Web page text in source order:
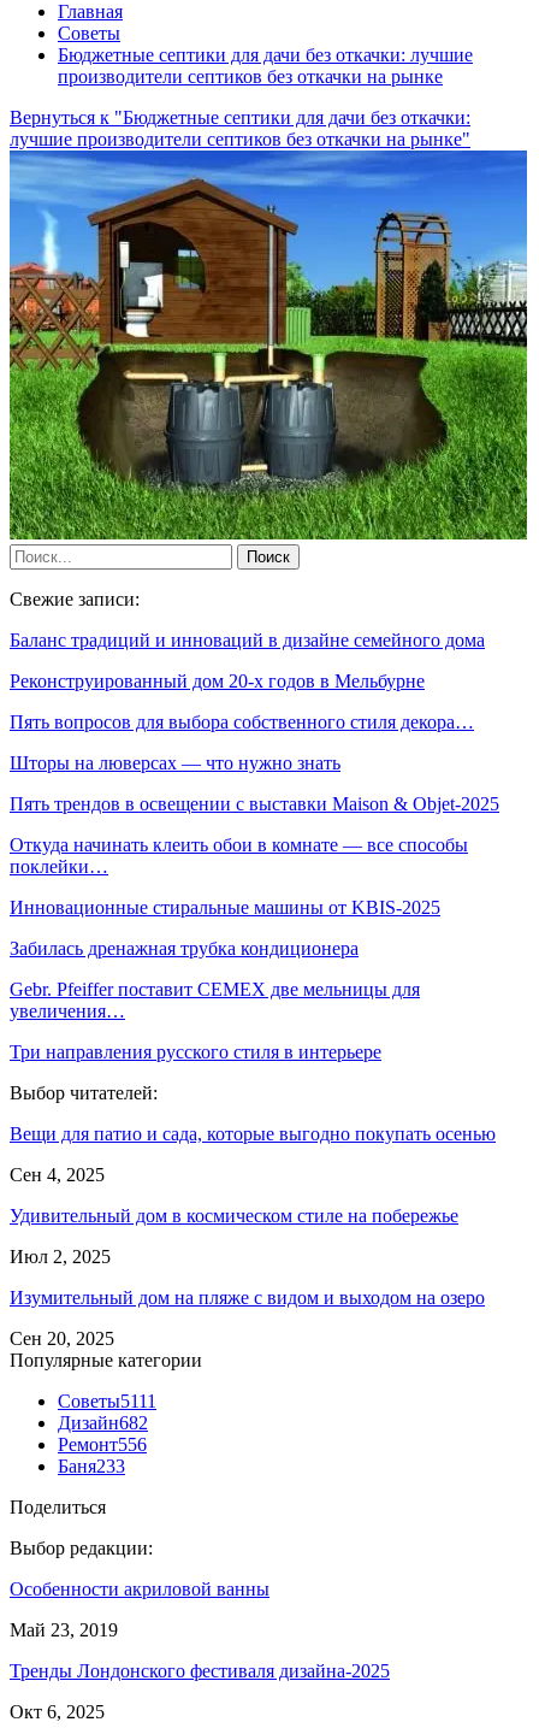
Главная
Советы
Бюджетные септики для дачи без откачки: лучшие
производители септиков без откачки на рынке
Вернуться к "Бюджетные септики для дачи без откачки:
лучшие производители септиков без откачки на рынке"
Свежие записи:
Баланс традиций и инноваций в дизайне семейного дома
Реконструированный дом 20-х годов в Мельбурне
Пять вопросов для выбора собственного стиля декора…
Шторы на люверсах — что нужно знать
Пять трендов в освещении с выставки Maison & Objet-2025
Откуда начинать клеить обои в комнате — все способы
поклейки…
Инновационные стиральные машины от KBIS-2025
Забилась дренажная трубка кондиционера
Gebr. Pfeiffer поставит CEMEX две мельницы для
увеличения…
Три направления русского стиля в интерьере
Выбор читателей:
Вещи для патио и сада, которые выгодно покупать осенью
Сен 4, 2025
Удивительный дом в космическом стиле на побережье
Июл 2, 2025
Изумительный дом на пляже с видом и выходом на озеро
Сен 20, 2025
Популярные категории
Советы5111
Дизайн682
Ремонт556
Баня233
Поделиться
Выбор редакции:
Особенности акриловой ванны
Май 23, 2019
Тренды Лондонского фестиваля дизайна-2025
Окт 6, 2025